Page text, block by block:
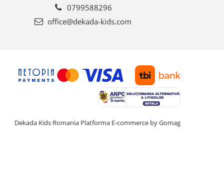
0799588296
office@dekada-kids.com
Dekada Kids Romania Platforma E-commerce by Gomag